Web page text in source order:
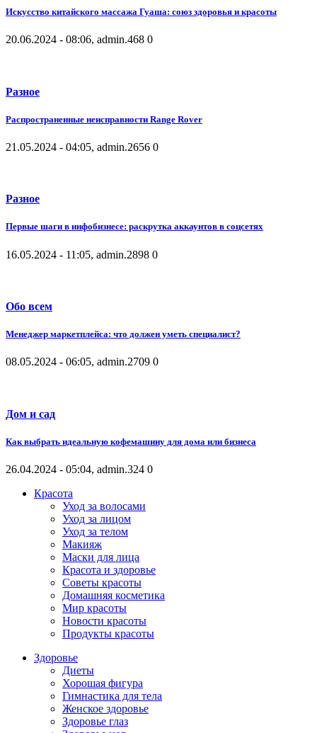
Искусство китайского массажа Гуаша: союз здоровья и красоты
20.06.2024 - 08:06, admin.468 0
Разное
Распространенные неисправности Range Rover
21.05.2024 - 04:05, admin.2656 0
Разное
Первые шаги в инфобизнесе: раскрутка аккаунтов в соцсетях
16.05.2024 - 11:05, admin.2898 0
Обо всем
Менеджер маркетплейса: что должен уметь специалист?
08.05.2024 - 06:05, admin.2709 0
Дом и сад
Как выбрать идеальную кофемашину для дома или бизнеса
26.04.2024 - 05:04, admin.324 0
Красота
Уход за волосами
Уход за лицом
Уход за телом
Макияж
Маски для лица
Красота и здоровье
Советы красоты
Домашняя косметика
Мир красоты
Новости красоты
Продукты красоты
Здоровье
Диеты
Хорошая фигура
Гимнастика для тела
Женское здоровье
Здоровье глаз